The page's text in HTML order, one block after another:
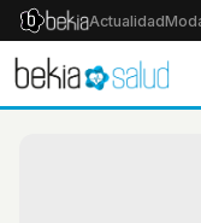
Actualidad